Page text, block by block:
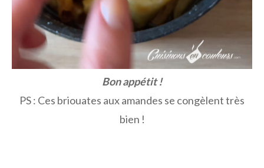
Bon appétit !
PS : Ces briouates aux amandes se congèlent très
bien !